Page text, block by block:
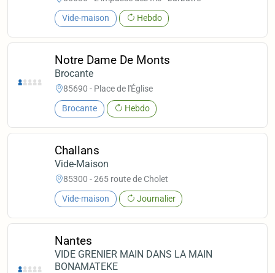
Vide-maison Hebdo
Notre Dame De Monts
Brocante
85690 - Place de l'Église
Brocante Hebdo
Challans
Vide-Maison
85300 - 265 route de Cholet
Vide-maison Journalier
Nantes
VIDE GRENIER MAIN DANS LA MAIN
BONAMATEKE